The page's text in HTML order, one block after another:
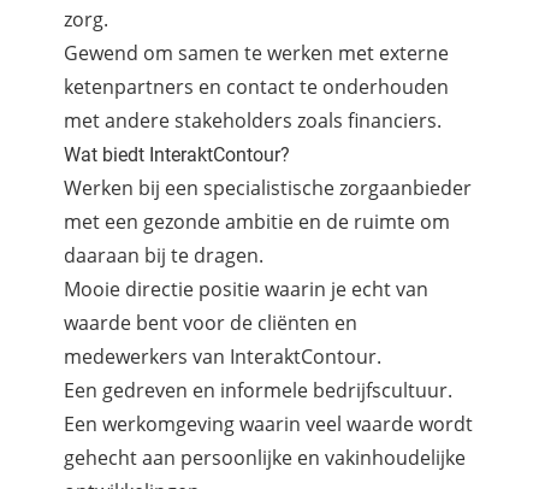
zorg.
Gewend om samen te werken met externe
ketenpartners en contact te onderhouden
met andere stakeholders zoals financiers.
Wat biedt InteraktContour?
Werken bij een specialistische zorgaanbieder
met een gezonde ambitie en de ruimte om
daaraan bij te dragen.
Mooie directie positie waarin je echt van
waarde bent voor de cliënten en
medewerkers van InteraktContour.
Een gedreven en informele bedrijfscultuur.
Een werkomgeving waarin veel waarde wordt
gehecht aan persoonlijke en vakinhoudelijke